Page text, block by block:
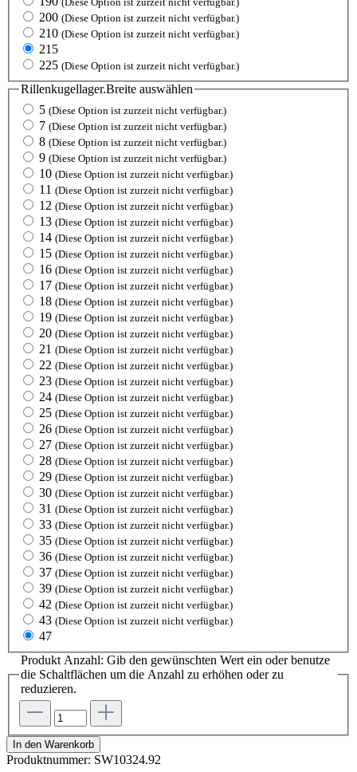
200 (Diese Option ist zurzeit nicht verfügbar.)
210 (Diese Option ist zurzeit nicht verfügbar.)
215
225 (Diese Option ist zurzeit nicht verfügbar.)
Rillenkugellager.Breite auswählen
5 (Diese Option ist zurzeit nicht verfügbar.)
7 (Diese Option ist zurzeit nicht verfügbar.)
8 (Diese Option ist zurzeit nicht verfügbar.)
9 (Diese Option ist zurzeit nicht verfügbar.)
10 (Diese Option ist zurzeit nicht verfügbar.)
11 (Diese Option ist zurzeit nicht verfügbar.)
12 (Diese Option ist zurzeit nicht verfügbar.)
13 (Diese Option ist zurzeit nicht verfügbar.)
14 (Diese Option ist zurzeit nicht verfügbar.)
15 (Diese Option ist zurzeit nicht verfügbar.)
16 (Diese Option ist zurzeit nicht verfügbar.)
17 (Diese Option ist zurzeit nicht verfügbar.)
18 (Diese Option ist zurzeit nicht verfügbar.)
19 (Diese Option ist zurzeit nicht verfügbar.)
20 (Diese Option ist zurzeit nicht verfügbar.)
21 (Diese Option ist zurzeit nicht verfügbar.)
22 (Diese Option ist zurzeit nicht verfügbar.)
23 (Diese Option ist zurzeit nicht verfügbar.)
24 (Diese Option ist zurzeit nicht verfügbar.)
25 (Diese Option ist zurzeit nicht verfügbar.)
26 (Diese Option ist zurzeit nicht verfügbar.)
27 (Diese Option ist zurzeit nicht verfügbar.)
28 (Diese Option ist zurzeit nicht verfügbar.)
29 (Diese Option ist zurzeit nicht verfügbar.)
30 (Diese Option ist zurzeit nicht verfügbar.)
31 (Diese Option ist zurzeit nicht verfügbar.)
33 (Diese Option ist zurzeit nicht verfügbar.)
35 (Diese Option ist zurzeit nicht verfügbar.)
36 (Diese Option ist zurzeit nicht verfügbar.)
37 (Diese Option ist zurzeit nicht verfügbar.)
39 (Diese Option ist zurzeit nicht verfügbar.)
42 (Diese Option ist zurzeit nicht verfügbar.)
43 (Diese Option ist zurzeit nicht verfügbar.)
47
Produkt Anzahl: Gib den gewünschten Wert ein oder benutze
die Schaltflächen um die Anzahl zu erhöhen oder zu
reduzieren.
In den Warenkorb
Produktnummer: SW10324.92